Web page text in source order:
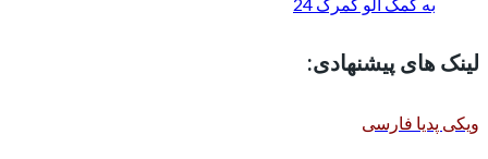
لینک های پیشنهادی:
ویکی پدیا فارسی